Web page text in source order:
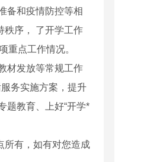
备和疫情防控等相
秩序， 了开学工作
重点工作情况。
材发放等常规工作
务实施方案，提升
题教育、上好“开学*
所有，如有对您造成